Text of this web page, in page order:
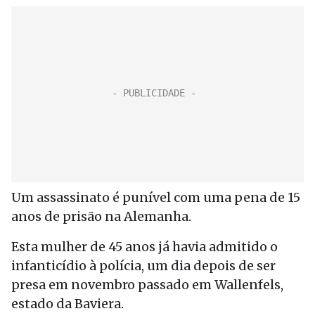
Um assassinato é punível com uma pena de 15
anos de prisão na Alemanha.
Esta mulher de 45 anos já havia admitido o
infanticídio à polícia, um dia depois de ser
presa em novembro passado em Wallenfels,
estado da Baviera.